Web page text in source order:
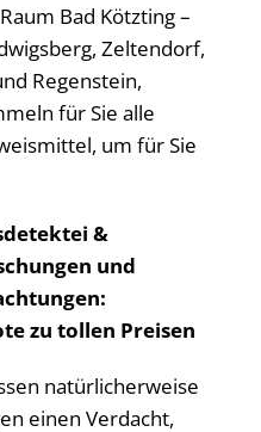
Bad Kötzting –
Zeltendorf,
Regenstein,
für Sie alle
um für Sie
&
und
zu tollen Preisen
natürlicherweise
einen Verdacht,